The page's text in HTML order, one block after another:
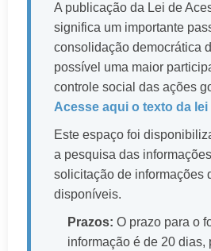
A publicação da Lei de
significa um importante
consolidação democrática
possível uma maior
controle social das ações
Acesse aqui o texto da lei
Este espaço foi
a pesquisa das
solicitação de informações
disponíveis.
Prazos: O prazo para o
informação é de 20 dias,